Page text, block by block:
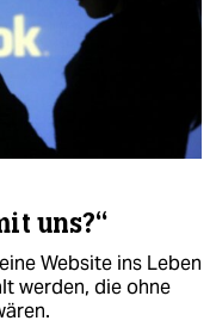
uns?“
Website ins Leben
werden, die ohne